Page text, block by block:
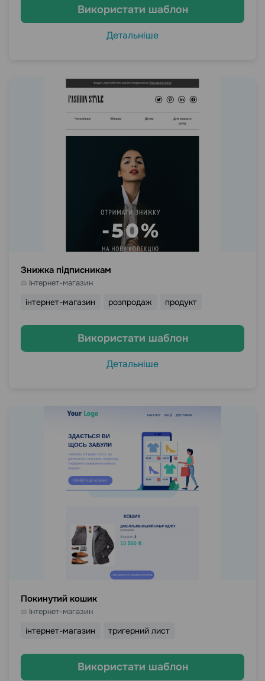
Використати шаблон
Детальніше
Знижка підписникам
Інтернет-магазин
інтернет-магазин розпродаж продукт
Використати шаблон
Детальніше
Покинутий кошик
Інтернет-магазин
інтернет-магазин тригерний лист
Використати шаблон